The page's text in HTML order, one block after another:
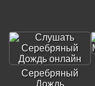
Серебряный
Дождь